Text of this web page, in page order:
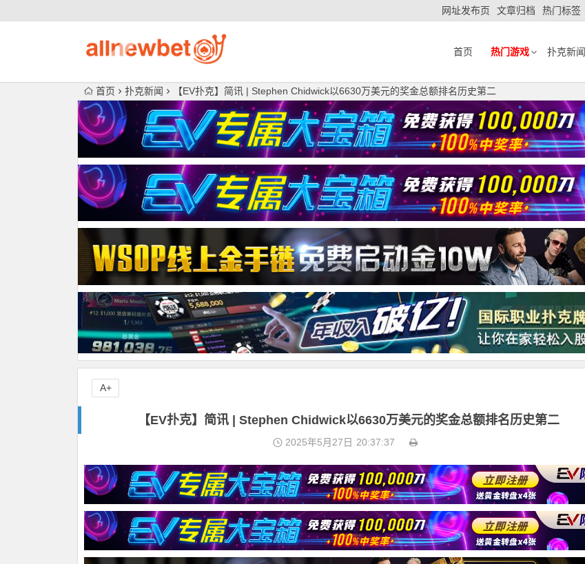
网址发布页 文章归档 热门标签
首页 热门游戏 扑克新闻
首页 扑克新闻 【EV扑克】简讯 | Stephen Chidwick以6630万美元的奖金总额排名历史第二
【EV扑克】简讯 | Stephen Chidwick以6630万美元的奖金总额排名历史第二
2025年5月27日 20:37:37
A+